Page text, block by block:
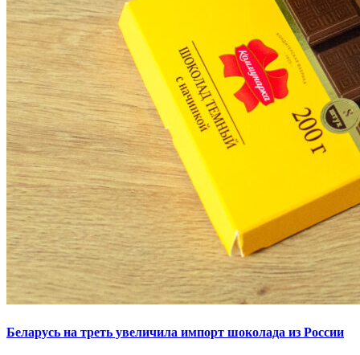
Беларусь на треть увеличила импорт шоколада из России